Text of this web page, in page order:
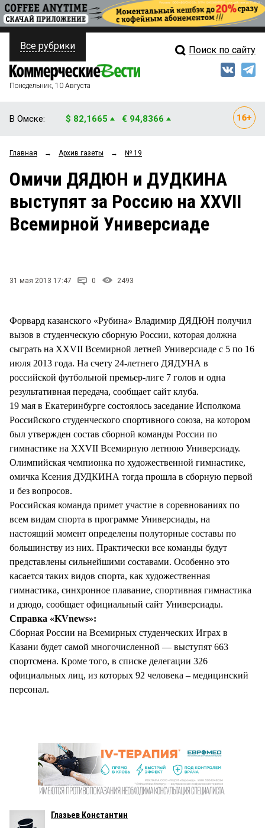
ПОЛИТИКА
ФИНАНСЫ
ОБЩЕСТВО
ЗАКОН
НОВОСТИ КОМПАНИЙ
Свежий выпуск
Рейтинги
Блоги
Архив
Все рубрики Поиск по сайту
Понедельник, 10 Августа
В Омске: $ 82,1665 € 94,8366
Главная → Архив газеты → № 19
Омичи ДЯДЮН и ДУДКИНА
выступят за Россию на XXVII
Всемирной Универсиаде
31 мая 2013 17:47 0 2493
Форвард казанского «Рубина» Владимир ДЯДЮН получил
вызов в студенческую сборную России, которая должна
сыграть на XXVII Всемирной летней Универсиаде с 5 по 16
июля 2013 года. На счету 24-летнего ДЯДУНА в
российской футбольной премьер-лиге 7 голов и одна
результативная передача, сообщает сайт клуба.
19 мая в Екатеринбурге состоялось заседание Исполкома
Российского студенческого спортивного союза, на котором
был утвержден состав сборной команды России по
гимнастике на XXVII Всемирную летнюю Универсиаду.
Олимпийская чемпионка по художественной гимнастике,
омичка Ксения ДУДКИНА тогда прошла в сборную первой
и без вопросов.
Российская команда примет участие в соревнованиях по
всем видам спорта в программе Универсиады, на
настоящий момент определены полуторные составы по
большинству из них. Практически все команды будут
представлены сильнейшими составами. Особенно это
касается таких видов спорта, как художественная
гимнастика, синхронное плавание, спортивная гимнастика
и дзюдо, сообщает официальный сайт Универсиады.
Справка «KVnews»:
Сборная России на Всемирных студенческих Играх в
Казани будет самой многочисленной — выступят 663
спортсмена. Кроме того, в списке делегации 326
официальных лиц, из которых 92 человека – медицинский
персонал.
Глазьев Константин